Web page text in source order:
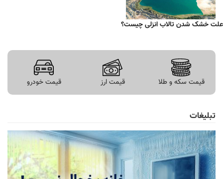
علت خشک شدن تالاب انزلی چیست؟
قیمت سکه و طلا قیمت ارز قیمت خودرو
تبلیغات